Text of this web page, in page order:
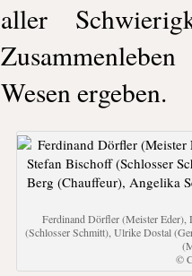
aller
Wesen ergeben.
Ferdinand Dörfler (Meister Eder),
(Schlosser Schmitt), Ulrike Dostal
©